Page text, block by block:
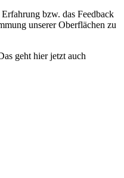
bzw. das Feedback
unserer Oberflächen zu
geht hier jetzt auch